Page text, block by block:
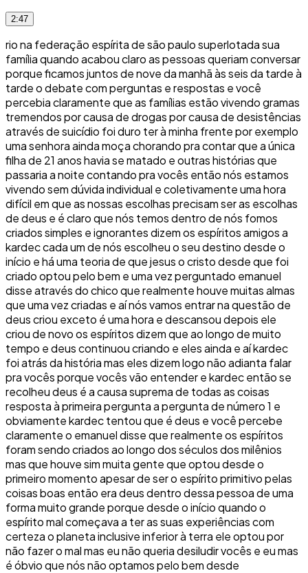
2:47
rio na federação espírita de são paulo superlotada sua
família quando acabou claro as pessoas queriam conversar
porque ficamos juntos de nove da manhã às seis da tarde à
tarde o debate com perguntas e respostas e você
percebia claramente que as famílias estão vivendo gramas
tremendos por causa de drogas por causa de desistências
através de suicídio foi duro ter à minha frente por exemplo
uma senhora ainda moça chorando pra contar que a única
filha de 21 anos havia se matado e outras histórias que
passaria a noite contando pra vocês então nós estamos
vivendo sem dúvida individual e coletivamente uma hora
difícil em que as nossas escolhas precisam ser as escolhas
de deus e é claro que nós temos dentro de nós fomos
criados simples e ignorantes dizem os espíritos amigos a
kardec cada um de nós escolheu o seu destino desde o
início e há uma teoria de que jesus o cristo desde que foi
criado optou pelo bem e uma vez perguntado emanuel
disse através do chico que realmente houve muitas almas
que uma vez criadas e aí nós vamos entrar na questão de
deus criou exceto é uma hora e descansou depois ele
criou de novo os espíritos dizem que ao longo de muito
tempo e deus continuou criando e eles ainda e aí kardec
foi atrás da história mas eles dizem logo não adianta falar
pra vocês porque vocês vão entender e kardec então se
recolheu deus é a causa suprema de todas as coisas
resposta à primeira pergunta a pergunta de número 1 e
obviamente kardec tentou que é deus e você percebe
claramente o emanuel disse que realmente os espíritos
foram sendo criados ao longo dos séculos dos milênios
mas que houve sim muita gente que optou desde o
primeiro momento apesar de ser o espírito primitivo pelas
coisas boas então era deus dentro dessa pessoa de uma
forma muito grande porque desde o início quando o
espírito mal começava a ter as suas experiências com
certeza o planeta inclusive inferior à terra ele optou por
não fazer o mal mas eu não queria desiludir vocês e eu mas
é óbvio que nós não optamos pelo bem desde